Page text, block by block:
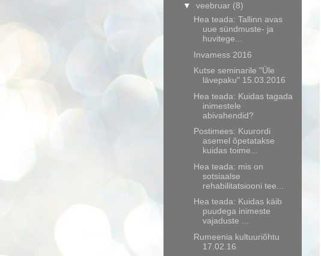
▼ veebruar (8)
Hea teada: Tallinn avas
uue sündmuste- ja
huvitege...
Invamess 2016
Kutse seminarile "Üle
lävepaku" 15.03.2016
Hea teada: Kuidas tagada
inimestele
abivahendid?
Postimees: Kuurordi
asemel õpetatakse
kuidas toime...
Hea teada: mis on
sotsiaalse
rehabilitatsiooni tee...
Hea teada: Kuidas käib
puudega inimeste
vajaduste ...
Rumeenia kultuuriõhtu
17.02.16